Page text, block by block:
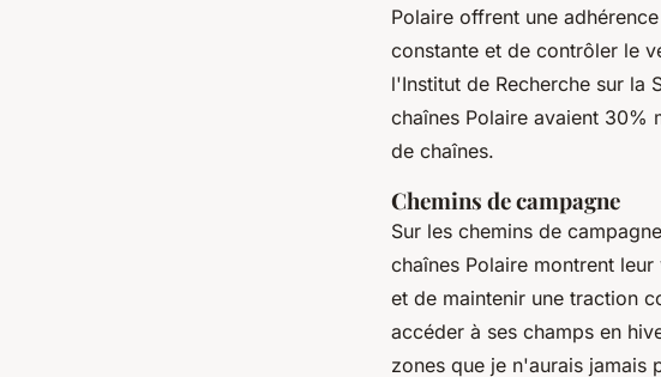
Polaire offrent une
constante et de contrôler le
l'Institut de Recherche sur la
chaînes Polaire avaient 30%
de chaînes.
Chemins de campagne
Sur les chemins de
chaînes Polaire montrent
et de maintenir une traction
accéder à ses champs en
zones que je n'aurais jamais